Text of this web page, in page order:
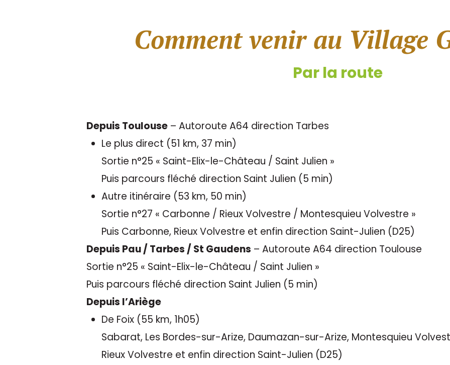
Comment venir au Village
Par la route
Depuis Toulouse – Autoroute A64 direction Tarbes
Le plus direct (51 km, 37 min)
Sortie n°25 « Saint-Elix-le-Château / Saint Julien »
Puis parcours fléché direction Saint Julien (5 min)
Autre itinéraire (53 km, 50 min)
Sortie n°27 « Carbonne / Rieux Volvestre / Montesquieu Volvestre »
Puis Carbonne, Rieux Volvestre et enfin direction Saint-Julien (D25)
Depuis Pau / Tarbes / St Gaudens – Autoroute A64 direction Toulouse
Sortie n°25 « Saint-Elix-le-Château / Saint Julien »
Puis parcours fléché direction Saint Julien (5 min)
Depuis l’Ariège
De Foix (55 km, 1h05)
Sabarat, Les Bordes-sur-Arize, Daumazan-sur-Arize, Montesquieu
Rieux Volvestre et enfin direction Saint-Julien (D25)